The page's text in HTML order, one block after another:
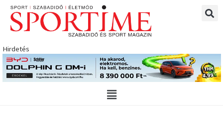
Skip
content
Hirdetés
Main
Menu